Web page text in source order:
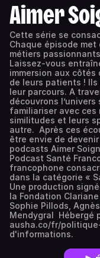
Aimer
Cette série se
Chaque épisode
métiers
Laissez-vous
immersion aux
de leurs patients !
leur parcours. A
découvrons
familiariser avec ces
similitudes et leurs
autre. Après ces
être envie de
podcasts Aimer
Podcast Santé
francophone
dans la catégorie «
Une production
la Fondation
Sophie Pillods,
Mendygral Hébergé
ausha.co/fr/
d'informations.